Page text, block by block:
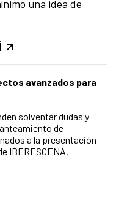
una idea de
avanzados para
solventar dudas y
de
a la presentación
IBERESCENA.